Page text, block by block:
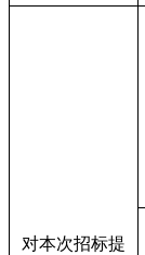
对本次招标提